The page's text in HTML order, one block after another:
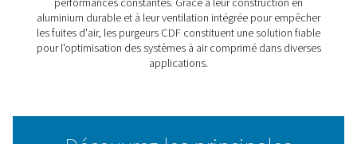
Équipé d'une fonction d'aération intégrée pour éviter
d'air, le purgeur CDF garantit des performances fiables
fonctionnement ininterrompu. Sa construction robuste
aluminium, avec des raccords d'entrée et de sortie
circuits d'air comprimé.